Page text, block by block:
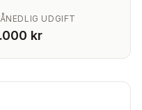
UDGIFT
kr